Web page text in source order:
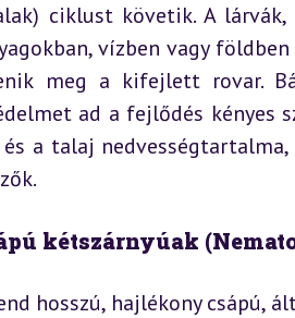
ciklust követik. A
vízben vagy
meg a kifejlett rovar.
ad a fejlődés kényes
a talaj
kétszárnyúak
hosszú, hajlékony csápú,